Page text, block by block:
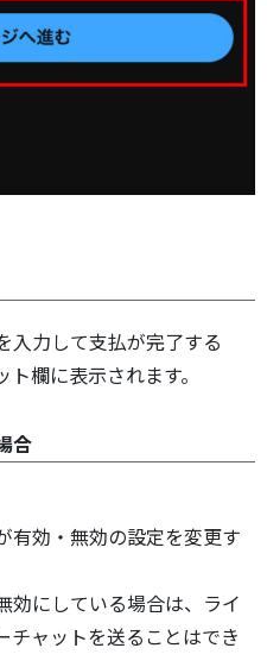
入力して支払が完了する
欄に表示されます。
合
有効・無効の設定を変更す
効にしている場合は、ライ
チャットを送ることはでき